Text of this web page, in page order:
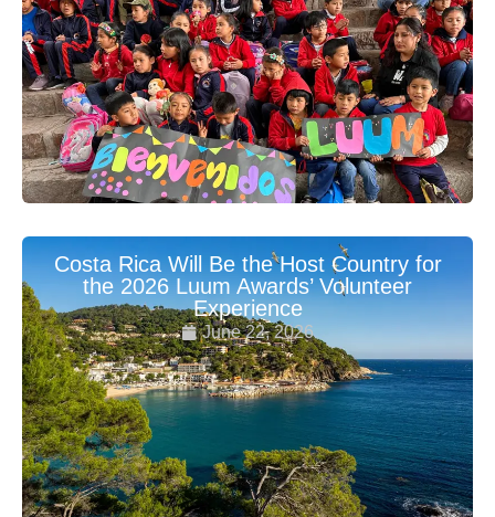
Costa Rica Will Be the Host Country for
the 2026 Luum Awards’ Volunteer
Experience
June 22, 2026